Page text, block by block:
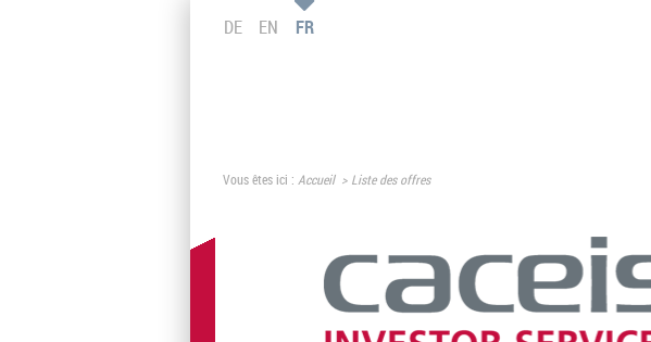
DE EN FR
Vous êtes ici : Accueil Liste des offres